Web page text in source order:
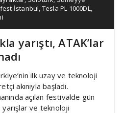
İstanbul, Tesla PL 1000DL,
yarıştı, ATAK’lar
ilk uzay ve teknoloji
akınıyla başladı.
açılan festivalde gün
ve teknoloji